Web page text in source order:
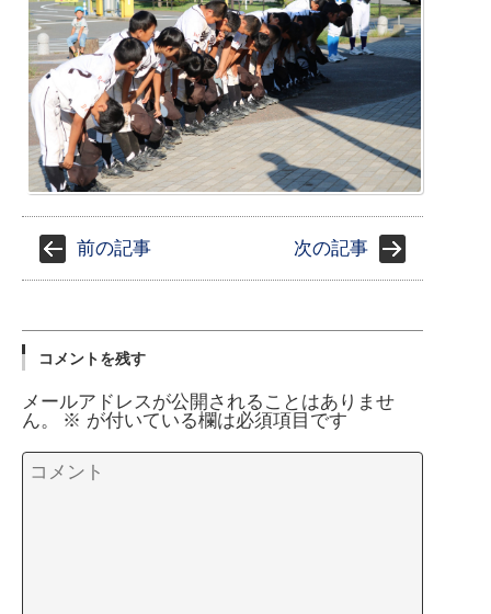
前の記事 次の記事
コメントを残す
メールアドレスが公開されることはありませ
ん。
※ が付いている欄は必須項目です